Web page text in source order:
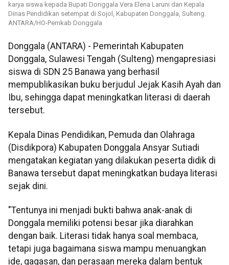
karya siswa kepada Bupati Donggala Vera Elena Laruni dan Kepala
Dinas Pendidikan setempat di Sojol, Kabupaten Donggala, Sulteng.
ANTARA/HO-Pemkab Donggala
Donggala (ANTARA) - Pemerintah Kabupaten
Donggala, Sulawesi Tengah (Sulteng) mengapresiasi
siswa di SDN 25 Banawa yang berhasil
mempublikasikan buku berjudul Jejak Kasih Ayah dan
Ibu, sehingga dapat meningkatkan literasi di daerah
tersebut.
Kepala Dinas Pendidikan, Pemuda dan Olahraga
(Disdikpora) Kabupaten Donggala Ansyar Sutiadi
mengatakan kegiatan yang dilakukan peserta didik di
Banawa tersebut dapat meningkatkan budaya literasi
sejak dini.
"Tentunya ini menjadi bukti bahwa anak-anak di
Donggala memiliki potensi besar jika diarahkan
dengan baik. Literasi tidak hanya soal membaca,
tetapi juga bagaimana siswa mampu menuangkan
ide, gagasan, dan perasaan mereka dalam bentuk